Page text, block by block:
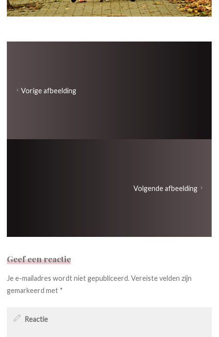
Vorige afbeelding
Volgende afbeelding
Geef een reactie
Je e-mailadres wordt niet gepubliceerd.Vereiste velden zijn
gemarkeerd met *